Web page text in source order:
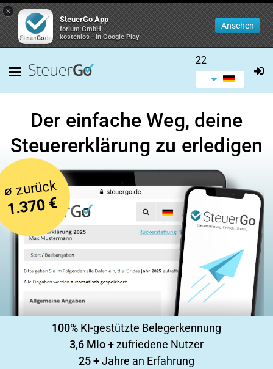
×
SteuerGo App
forium GmbH
kostenlos - In Google Play
Ansehen
22
Der einfache Weg, deine
Steuererklärung zu erledigen
⌀ zurück
1.370 €
100% KI-gestützte Belegerkennung
3,6 Mio +zufriedene Nutzer
25 +Jahre an Erfahrung